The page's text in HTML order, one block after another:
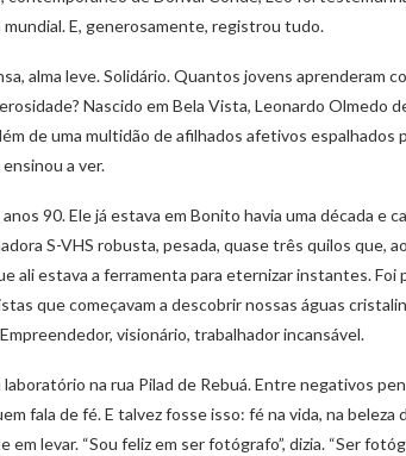
E, generosamente, registrou tudo.
alma leve. Solidário. Quantos jovens aprenderam
Nascido em Bela Vista, Leonardo Olmedo
de uma multidão de afilhados afetivos espalhados
a ver.
90. Ele já estava em Bonito havia uma década e
S-VHS robusta, pesada, quase três quilos que,
ali estava a ferramenta para eternizar instantes.
que começavam a descobrir nossas águas
visionário, trabalhador incansável.
na rua Pilad de Rebuá. Entre negativos
fala de fé. E talvez fosse isso: fé na vida, na
em levar. “Sou feliz em ser fotógrafo”, dizia. “Ser